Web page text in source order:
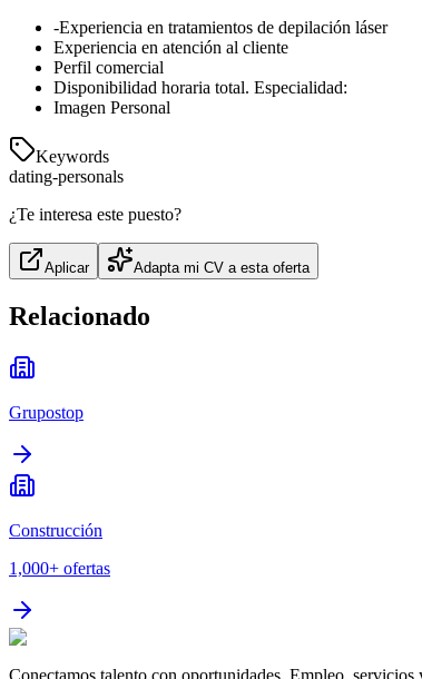
-Experiencia en tratamientos de depilación láser
Experiencia en atención al cliente
Perfil comercial
Disponibilidad horaria total. Especialidad:
Imagen Personal
Keywords
dating-personals
¿Te interesa este puesto?
Aplicar Adapta mi CV a esta oferta
Relacionado
Grupostop
Construcción
1,000+ ofertas
Conectamos talento con oportunidades. Empleo, servicios